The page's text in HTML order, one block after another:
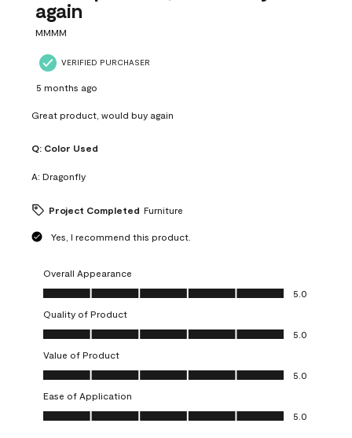
again
MMMM
VERIFIED PURCHASER
5 months ago
Great product, would buy again
Q: Color Used
A: Dragonfly
Project Completed Furniture
Yes, I recommend this product.
Overall Appearance
Overall Appearance, 5.0 out of 5
5.0
Quality of Product
Quality of Product, 5.0 out of 5
5.0
Value of Product
Value of Product, 5.0 out of 5
5.0
Ease of Application
Ease of Application, 5.0 out of 5
5.0